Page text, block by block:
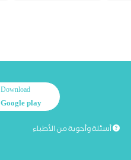
Download
Google play
أسئلة وأجوبة من الأطباء